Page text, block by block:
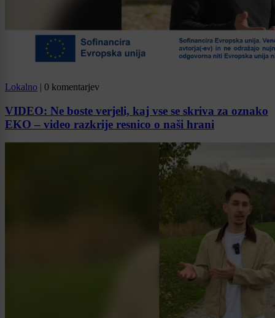
Lokalno | 0 komentarjev
VIDEO: Ne boste verjeli, kaj vse se skriva za oznako
EKO – video razkrije resnico o naši hrani